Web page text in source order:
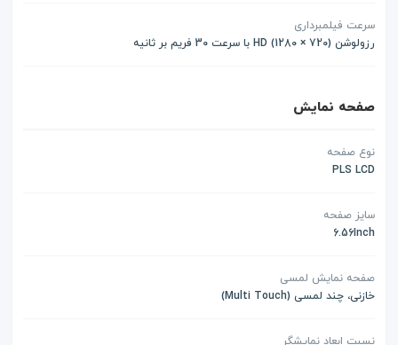
سرعت فیلمبرداری
رزولوشن (720 × 1280) HD با سرعت 30 فریم بر ثانیه
صفحه نمایش
نوع صفحه
PLS LCD
سایز صفحه
6.56Inch
صفحه نمایش لمسی
خازنی، چند لمسی (Multi Touch)
نسبت ابعاد نمایشگر